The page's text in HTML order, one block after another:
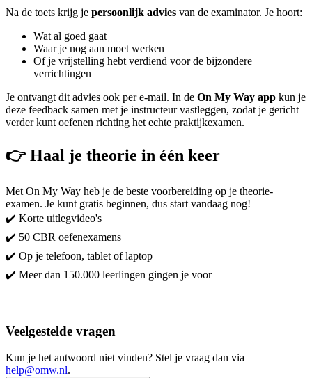
Na de toets krijg je persoonlijk advies van de examinator. Je hoort:
Wat al goed gaat
Waar je nog aan moet werken
Of je vrijstelling hebt verdiend voor de bijzondere
verrichtingen
Je ontvangt dit advies ook per e‑mail. In de On My Way app kun je
deze feedback samen met je instructeur vastleggen, zodat je gericht
verder kunt oefenen richting het echte praktijkexamen.
👉 Haal je theorie in één keer
Met On My Way heb je de beste voorbereiding op je theorie-
examen. Je kunt gratis beginnen, dus start vandaag nog!
✔️ Korte uitlegvideo's
✔️ 50 CBR oefenexamens
✔️ Op je telefoon, tablet of laptop
✔️ Meer dan 150.000 leerlingen gingen je voor
Veelgestelde vragen
Kun je het antwoord niet vinden? Stel je vraag dan via
help@omw.nl.